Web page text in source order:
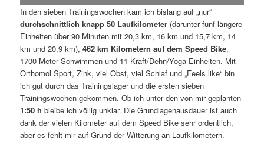
In den sieben Trainingswochen kam ich bislang auf „nur“
durchschnittlich knapp 50 Laufkilometer (darunter fünf längere
Einheiten über 90 Minuten mit 20,3 km, 16 km und 15,7 km, 14
km und 20,9 km),462 km Kilometern auf dem Speed Bike,
1700 Meter Schwimmen und 11 Kraft/Dehn/Yoga-Einheiten. Mit
Orthomol Sport, Zink, viel Obst, viel Schlaf und „Feels like“ bin
ich gut durch das Trainingslager und die ersten sieben
Trainingswochen gekommen. Ob ich unter den von mir geplanten
1:50 hbleibe ich völlig unklar. Die Grundlagenausdauer ist auch
dank der vielen Kilometer auf dem Speed Bike sehr ordentlich,
aber es fehlt mir auf Grund der Witterung an Laufkilometern.